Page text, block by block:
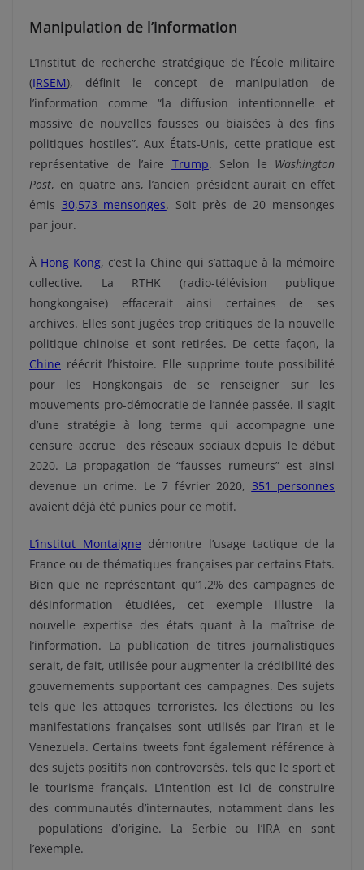
Manipulation de l’information
L’Institut de recherche stratégique de l’École militaire
(IRSEM), définit le concept de manipulation de
l’information comme “la diffusion intentionnelle et
massive de nouvelles fausses ou biaisées à des fins
politiques hostiles”. Aux États-Unis, cette pratique est
représentative de l’aire Trump. Selon le Washington
Post, en quatre ans, l’ancien président aurait en effet
émis 30,573 mensonges. Soit près de 20 mensonges
par jour.
À Hong Kong, c’est la Chine qui s’attaque à la mémoire
collective. La RTHK (radio-télévision publique
hongkongaise) effacerait ainsi certaines de ses
archives. Elles sont jugées trop critiques de la nouvelle
politique chinoise et sont retirées. De cette façon, la
Chine réécrit l’histoire. Elle supprime toute possibilité
pour les Hongkongais de se renseigner sur les
mouvements pro-démocratie de l’année passée. Il s’agit
d’une stratégie à long terme qui accompagne une
censure accrue des réseaux sociaux depuis le début
2020. La propagation de “fausses rumeurs” est ainsi
devenue un crime. Le 7 février 2020, 351 personnes
avaient déjà été punies pour ce motif.
L’institut Montaigne démontre l’usage tactique de la
France ou de thématiques françaises par certains Etats.
Bien que ne représentant qu’1,2% des campagnes de
désinformation étudiées, cet exemple illustre la
nouvelle expertise des états quant à la maîtrise de
l’information. La publication de titres journalistiques
serait, de fait, utilisée pour augmenter la crédibilité des
gouvernements supportant ces campagnes. Des sujets
tels que les attaques terroristes, les élections ou les
manifestations françaises sont utilisés par l’Iran et le
Venezuela. Certains tweets font également référence à
des sujets positifs non controversés, tels que le sport et
le tourisme français. L’intention est ici de construire
des communautés d’internautes, notamment dans les
populations d’origine. La Serbie ou l’IRA en sont
l’exemple.